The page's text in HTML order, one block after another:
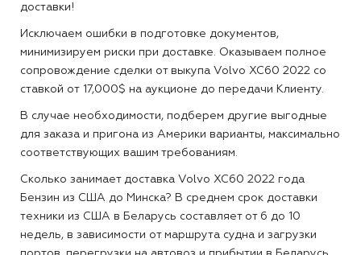
доставки!
Исключаем ошибки в подготовке документов,
минимизируем риски при доставке. Оказываем полное
сопровождение сделки от выкупа Volvo XC60 2022 со
ставкой от 17,000$ на аукционе до передачи Клиенту.
В случае необходимости, подберем другие выгодные
для заказа и пригона из Америки варианты, максимально
соответствующих вашим требованиям.
Сколько занимает доставка Volvo XC60 2022 года
Бензин из США до Минска? В среднем срок доставки
техники из США в Беларусь составляет от 6 до 10
недель, в зависимости от маршрута судна и загрузки